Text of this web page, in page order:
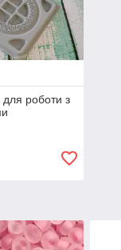
для роботи з